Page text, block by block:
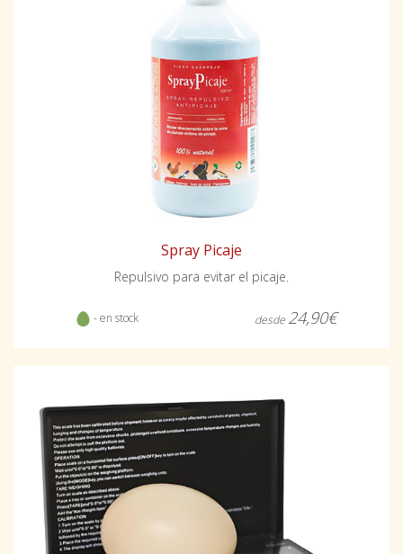
Spray Picaje
Repulsivo para evitar el picaje.
- en stock desde 24,90€